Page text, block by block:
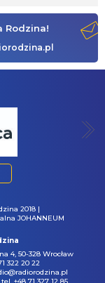
Rodzina!
2018 |
JOHANNEUM
4, 50-328 Wrocław
322 20 22